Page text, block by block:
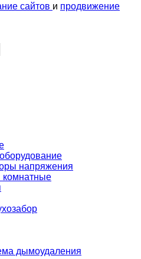
сайтов и продвижение
напряжения
комнатные
дымоудаления